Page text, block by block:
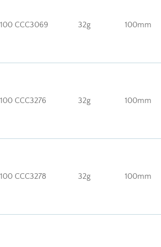
CCC3069 32g 100mm
CCC3276 32g 100mm
CCC3278 32g 100mm